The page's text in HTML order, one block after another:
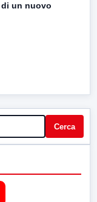
un nuovo
Cerca